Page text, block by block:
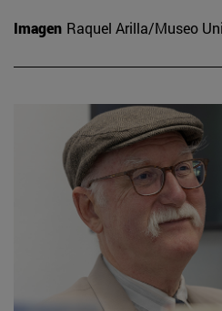
Imagen Raquel Arilla/Museo